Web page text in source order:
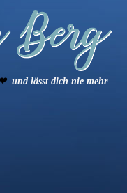
❤und lässt dich nie mehr